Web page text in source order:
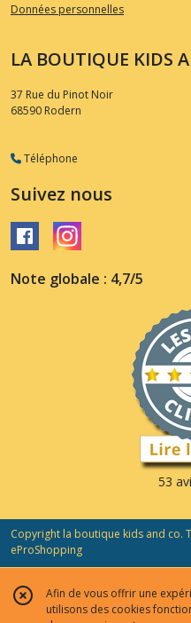
Données personnelles
LA BOUTIQUE KIDS
37 Rue du Pinot Noir
68590 Rodern
Téléphone
Suivez nous
Note globale : 4,7/5
53
Copyright la boutique kids and co.
eProShopping
Afin de vous offrir une
utilisons des cookies